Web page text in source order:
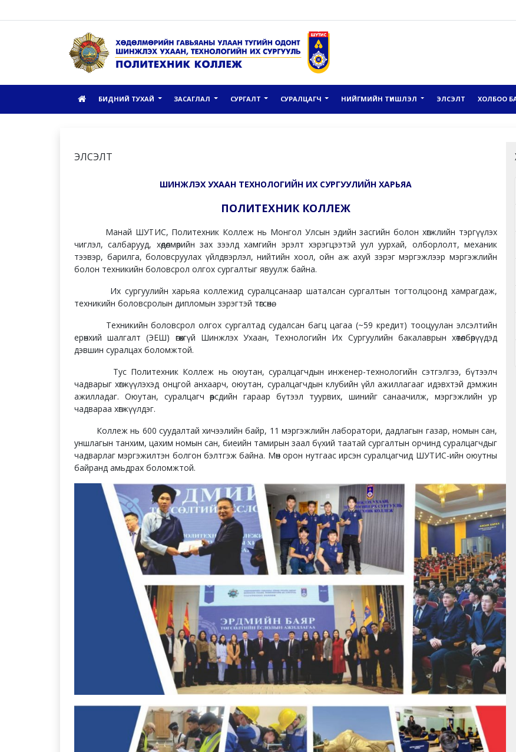
БИДНИЙ ТУХАЙ ЗАСАГЛАЛ СУРГАЛТ СУРАЛЦАГЧ НИЙГМИЙН ТҮНШЛЭЛ ЭЛСЭЛТ ХОЛБОО
ЭЛСЭЛТ
ШИНЖЛЭХ УХААН ТЕХНОЛОГИЙН ИХ СУРГУУЛИЙН ХАРЬЯА
ПОЛИТЕХНИК КОЛЛЕЖ
Манай ШУТИС, Политехник Коллеж нь Монгол Улсын эдийн засгийн болон хөгжлийн тэргүүлэх
чиглэл, салбарууд, хөдөлмөрийн зах зээлд хамгийн эрэлт хэрэгцээтэй уул уурхай, олборлолт, механик
тээвэр, барилга, боловсруулах үйлдвэрлэл, нийтийн хоол, ойн аж ахуй зэрэг мэргэжлээр мэргэжлийн
болон техникийн боловсрол олгох сургалтыг явуулж байна.
Их сургуулийн харьяа коллежид суралцсанаар шаталсан сургалтын тогтолцоонд хамрагдаж,
техникийн боловсролын дипломын зэрэгтэй төгсөнө.
Техникийн боловсрол олгох сургалтад судалсан багц цагаа (~59 кредит) тооцуулан элсэлтийн
ерөнхий шалгалт (ЭЕШ) өгөхгүй Шинжлэх Ухаан, Технологийн Их Сургуулийн бакалаврын хөтөлбөрүүдэд
дэвшин суралцах боломжтой.
Тус Политехник Коллеж нь оюутан, суралцагчдын инженер-технологийн сэтгэлгээ, бүтээлч
чадварыг хөгжүүлэхэд онцгой анхаарч, оюутан, суралцагчдын клубийн үйл ажиллагааг идэвхтэй дэмжин
ажилладаг. Оюутан, суралцагч өөрсдийн гараар бүтээл туурвих, шинийг санаачилж, мэргэжлийн ур
чадвараа хөгжүүлдэг.
Коллеж нь 600 суудалтай хичээлийн байр, 11 мэргэжлийн лаборатори, дадлагын газар, номын сан,
уншлагын танхим, цахим номын сан, биеийн тамирын заал бүхий таатай сургалтын орчинд суралцагчдыг
чадварлаг мэргэжилтэн болгон бэлтгэж байна. Мөн орон нутгаас ирсэн суралцагчид ШУТИС-ийн оюутны
байранд амьдрах боломжтой.